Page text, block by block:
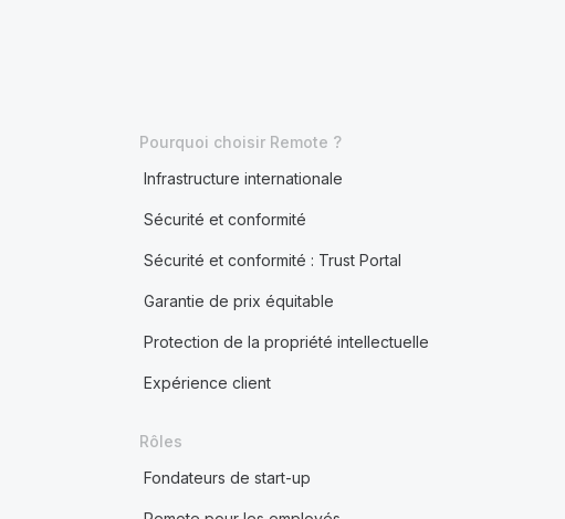
Pourquoi choisir Remote ?
Infrastructure internationale
Sécurité et conformité
Sécurité et conformité : Trust Portal
Garantie de prix équitable
Protection de la propriété intellectuelle
Expérience client
Rôles
Fondateurs de start-up